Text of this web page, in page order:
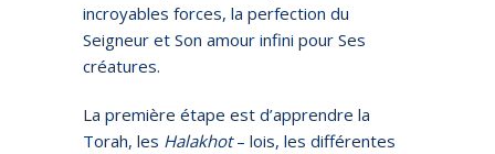
incroyables forces, la perfection du
Seigneur et Son amour infini pour Ses
créatures.
La première étape est d’apprendre la
Torah, les Halakhot– lois, les différentes